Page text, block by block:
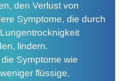
den Verlust von
Symptome, die durch
lindern.
Symptome wie
flüssige,